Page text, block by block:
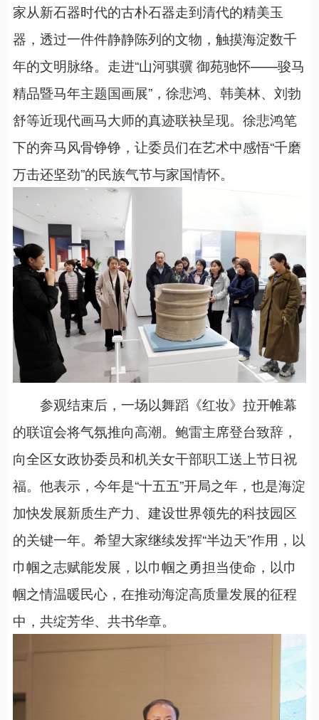
家从新石器时代的古朴石器走到清代的精美玉
器，透过一件件静静陈列的文物，触摸海淀数千
年的文明脉络。走进“山河骐骥 御苑驰怀——骏马
精品暨马年主题国画展”，徐悲鸿、韩美林、刘勃
舒等近现代画马大师的真迹联袂呈现。徐悲鸿笔
下的奔马风骨铮铮，让委员们在艺术中感悟“千磨
万击还坚劲”的民族气节与家国情怀。
参观结束后，一场以舞蹈《红妆》拉开帷幕
的联谊会将气氛推向高潮。鲍雷主席登台致辞，
向全区女政协委员和机关女干部职工送上节日祝
福。他表示，今年是“十五五”开局之年，也是海淀
加快发展新质生产力、建设世界领先的科技园区
的关键一年。希望大家继续发挥“半边天”作用，以
巾帼之志赋能发展，以巾帼之勇担当使命，以巾
帼之情温暖民心，在推动海淀高质量发展的征程
中，共绽芳华、共书华章。